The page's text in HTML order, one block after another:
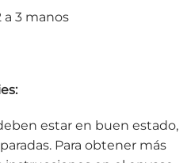
a 3 manos
estar en buen estado,
Para obtener más